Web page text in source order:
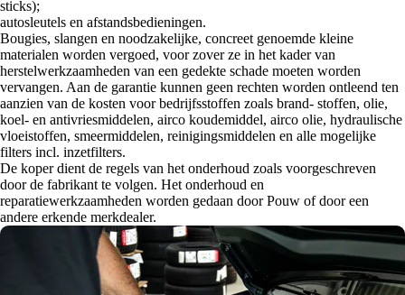
sticks);
autosleutels en afstandsbedieningen.
Bougies, slangen en noodzakelijke, concreet genoemde kleine
materialen worden vergoed, voor zover ze in het kader van
herstelwerkzaamheden van een gedekte schade moeten worden
vervangen. Aan de garantie kunnen geen rechten worden ontleend ten
aanzien van de kosten voor bedrijfsstoffen zoals brand- stoffen, olie,
koel- en antivriesmiddelen, airco koudemiddel, airco olie, hydraulische
vloeistoffen, smeermiddelen, reinigingsmiddelen en alle mogelijke
filters incl. inzetfilters.
De koper dient de regels van het onderhoud zoals voorgeschreven
door de fabrikant te volgen. Het onderhoud en
reparatiewerkzaamheden worden gedaan door Pouw of door een
andere erkende merkdealer.